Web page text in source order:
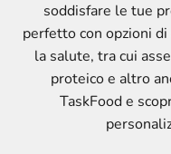
soddisfare le tue
perfetto con opzioni
la salute, tra cui
proteico e altro
TaskFood e